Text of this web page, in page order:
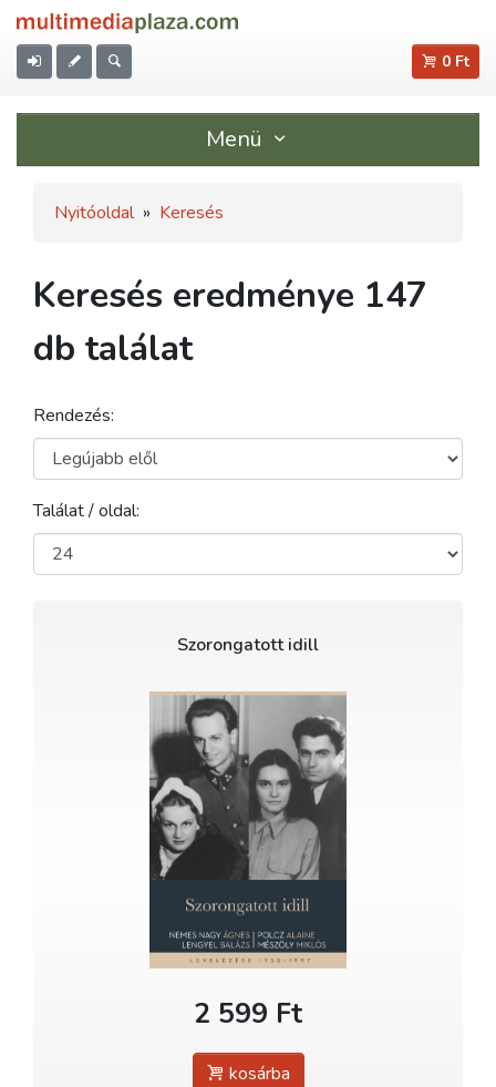
0 Ft
Menü
Nyitóoldal » Keresés
Keresés eredménye 147
db találat
Rendezés:
Találat / oldal:
Szorongatott idill
2 599 Ft
kosárba